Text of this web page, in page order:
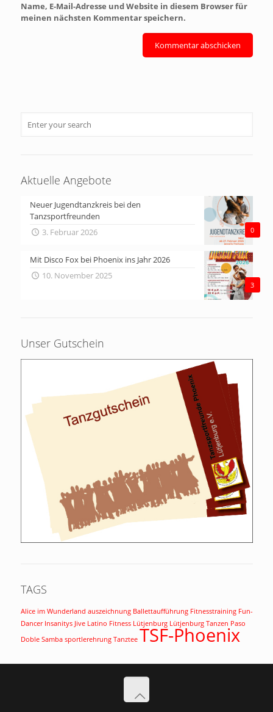
Name, E-Mail-Adresse und Website in diesem Browser für
meinen nächsten Kommentar speichern.
Aktuelle Angebote
0
Neuer Jugendtanzkreis bei den
Tanzsportfreunden
3. Februar 2026
3
Mit Disco Fox bei Phoenix ins Jahr 2026
10. November 2025
Unser Gutschein
TAGS
Alice im Wunderland auszeichnung Ballettaufführung Fitnesstraining Fun-
Dancer Insanitys Jive Latino Fitness Lütjenburg Lütjenburg Tanzen Paso
Doble Samba sportlerehrung Tanztee TSF-Phoenix